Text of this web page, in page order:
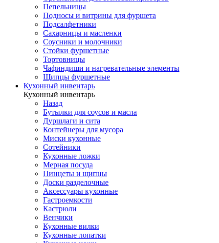
Пепельницы
Подносы и витрины для фуршета
Подсалфетники
Сахарницы и масленки
Соусники и молочники
Стойки фуршетные
Тортовницы
Чафиндиши и нагревательные элементы
Щипцы фуршетные
Кухонный инвентарь
Кухонный инвентарь
Назад
Бутылки для соусов и масла
Дуршлаги и сита
Контейнеры для мусора
Миски кухонные
Сотейники
Кухонные ложки
Мерная посуда
Пинцеты и щипцы
Доски разделочные
Аксессуары кухонные
Гастроемкости
Кастрюли
Венчики
Кухонные вилки
Кухонные лопатки